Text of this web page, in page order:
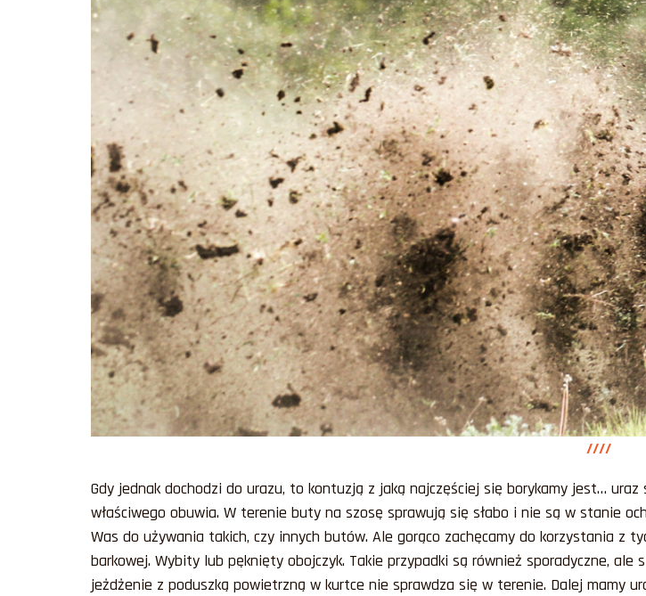
////
Gdy jednak dochodzi do urazu, to kontuzją z jaką najczęściej się borykamy jest…
właściwego obuwia. W terenie buty na szosę sprawują się słabo i nie są w stanie
Was do używania takich, czy innych butów. Ale gorąco zachęcamy do korzystania z
barkowej. Wybity lub pęknięty obojczyk. Takie przypadki są również sporadyczne,
jeżdżenie z poduszką powietrzną w kurtce nie sprawdza się w terenie. Dalej mamy